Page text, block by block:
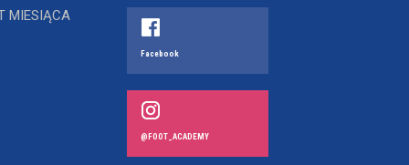
MIESIĄCA
Facebook
@FOOT_ACADEMY